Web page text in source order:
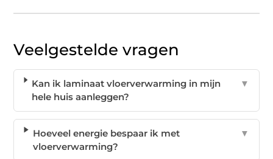
Veelgestelde vragen
Kan ik laminaat vloerverwarming in mijn
hele huis aanleggen?
▼
Hoeveel energie bespaar ik met
vloerverwarming?
▼